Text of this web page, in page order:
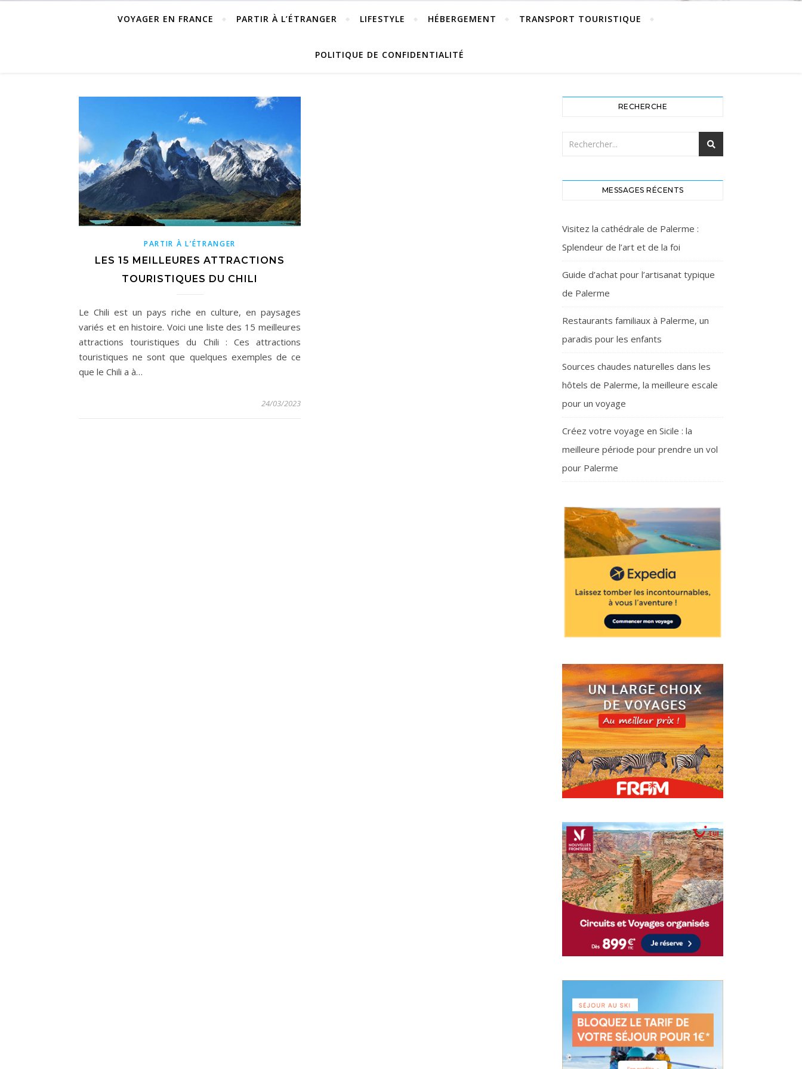
VOYAGER EN FRANCE PARTIR À L’ÉTRANGER LIFESTYLE HÉBERGEMENT TRANSPORT TOURISTIQUE
POLITIQUE DE CONFIDENTIALITÉ
PARTIR À L’ÉTRANGER
LES 15 MEILLEURES ATTRACTIONS
TOURISTIQUES DU CHILI
Le Chili est un pays riche en culture, en paysages
variés et en histoire. Voici une liste des 15 meilleures
attractions touristiques du Chili : Ces attractions
touristiques ne sont que quelques exemples de ce
que le Chili a à…
24/03/2023
RECHERCHE
MESSAGES RÉCENTS
Visitez la cathédrale de Palerme :
Splendeur de l’art et de la foi
Guide d’achat pour l’artisanat typique
de Palerme
Restaurants familiaux à Palerme, un
paradis pour les enfants
Sources chaudes naturelles dans les
hôtels de Palerme, la meilleure escale
pour un voyage
Créez votre voyage en Sicile : la
meilleure période pour prendre un vol
pour Palerme